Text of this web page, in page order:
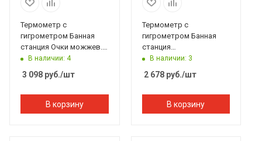
Термометр с
гигрометром Банная
станция Очки можжев.
натур.форма липа, TH-
21JN, 212F, Банный
Эксперт
В наличии: 4
3 098 руб./шт
В корзину
Термометр с
гигрометром Банная
станция
Восьмиугольник термо,
липа, TH-12T, 212F,
Банный Эксперт
В наличии: 3
2 678руб./шт
В корзину